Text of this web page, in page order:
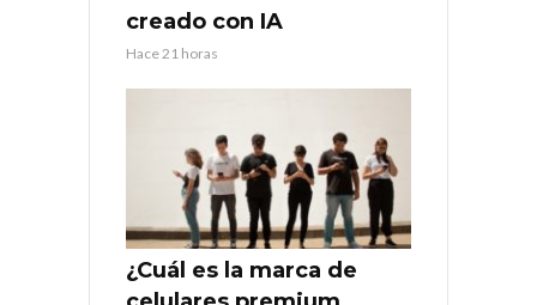
creado con IA
Hace 21 horas
¿Cuál es la marca de